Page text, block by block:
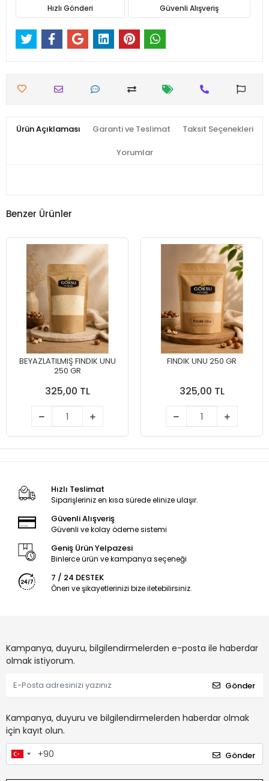
Hızlı Gönderi Güvenli Alışveriş
Ürün Açıklaması Garanti ve Teslimat Taksit Seçenekleri
Yorumlar
Benzer Ürünler
BEYAZLATILMIŞ FINDIK UNU
250 GR
325,00 TL
FINDIK UNU 250 GR
325,00 TL
Hızlı Teslimat
Siparişleriniz en kısa sürede elinize ulaşır.
Güvenli Alışveriş
Güvenli ve kolay ödeme sistemi
Geniş Ürün Yelpazesi
Binlerce ürün ve kampanya seçeneği
7 / 24 DESTEK
Öneri ve şikayetlerinizi bize iletebilirsiniz.
Kampanya, duyuru, bilgilendirmelerden e-posta ile haberdar
olmak istiyorum.
Gönder
Kampanya, duyuru ve bilgilendirmelerden haberdar olmak
için kayıt olun.
Gönder